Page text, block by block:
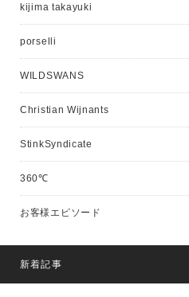
kijima takayuki
porselli
WILDSWANS
Christian Wijnants
StinkSyndicate
360℃
お客様エピソード
新着記事